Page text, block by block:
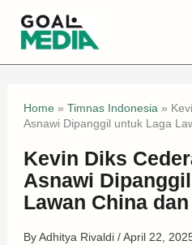
Home» Timnas Indonesia »
Asnawi Dipanggil untuk Laga
Kevin Diks
Asnawi
Lawan China
ByAdhitya Rivaldi /April 22,